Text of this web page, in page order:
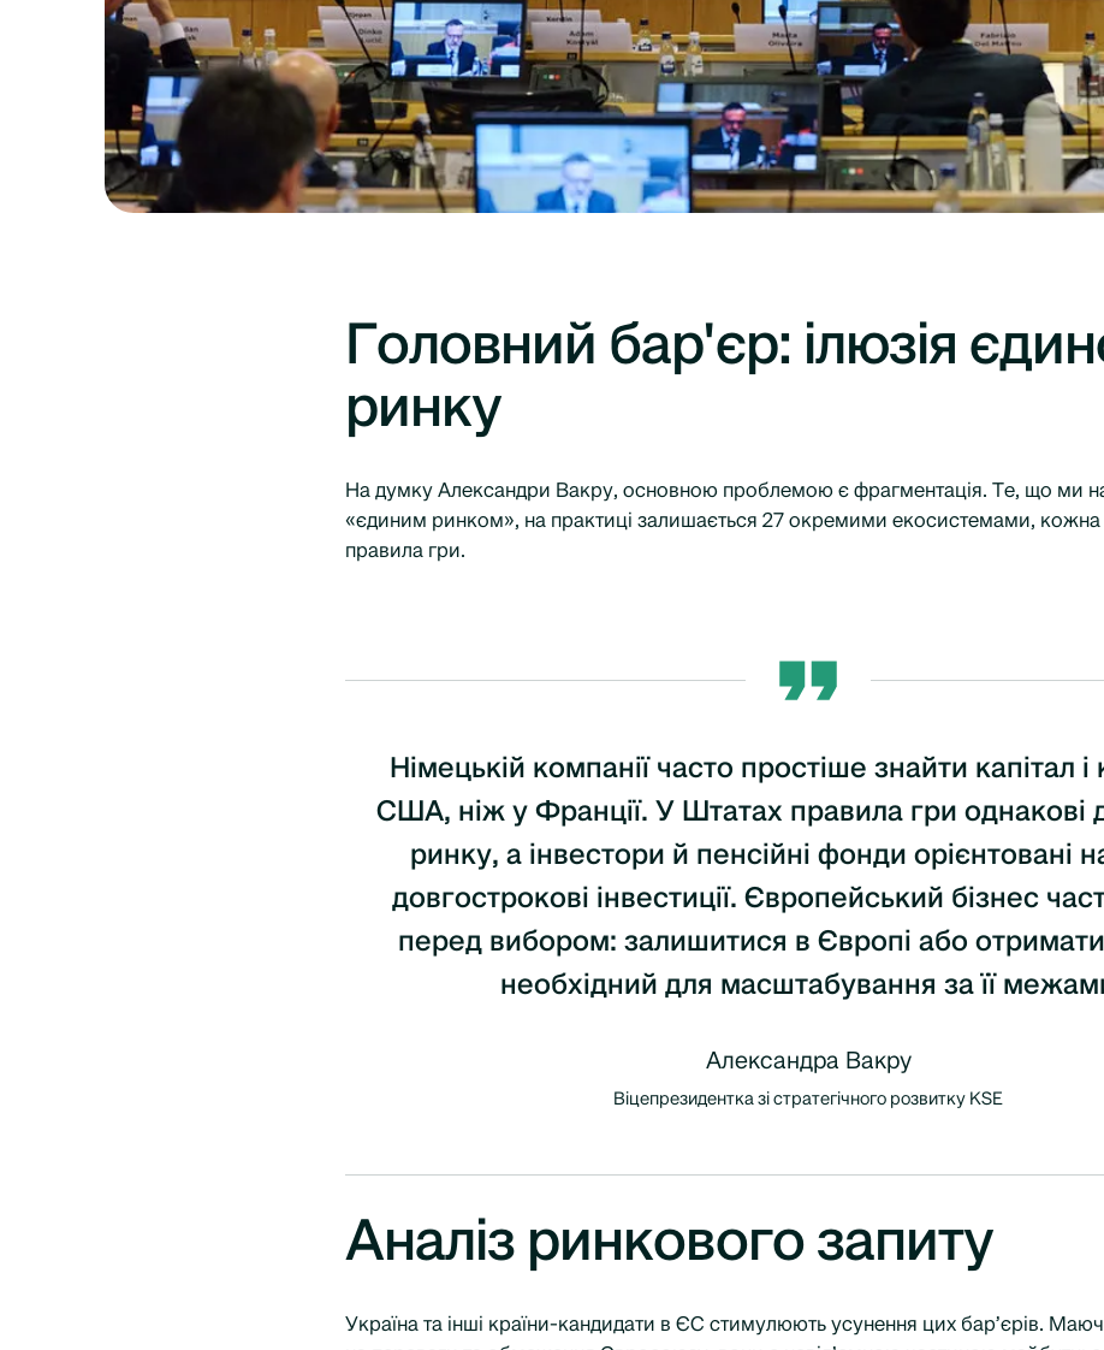
Головний бар'єр: ілюзія
ринку
На думку Александри Вакру, основною проблемою є фрагментація. Те, що ми
«єдиним ринком», на практиці залишається 27 окремими екосистемами, кожна
правила гри.
Німецькій компанії часто простіше знайти капітал і
США, ніж у Франції. У Штатах правила гри однакові
ринку, а інвестори й пенсійні фонди орієнтовані
довгострокові інвестиції. Європейський бізнес
перед вибором: залишитися в Європі або отримати
необхідний для масштабування за її
Александра Вакру
Віцепрезидентка зі стратегічного розвитку KSE
Аналіз ринкового запиту
Україна та інші країни-кандидати в ЄС стимулюють усунення цих бар’єрів.